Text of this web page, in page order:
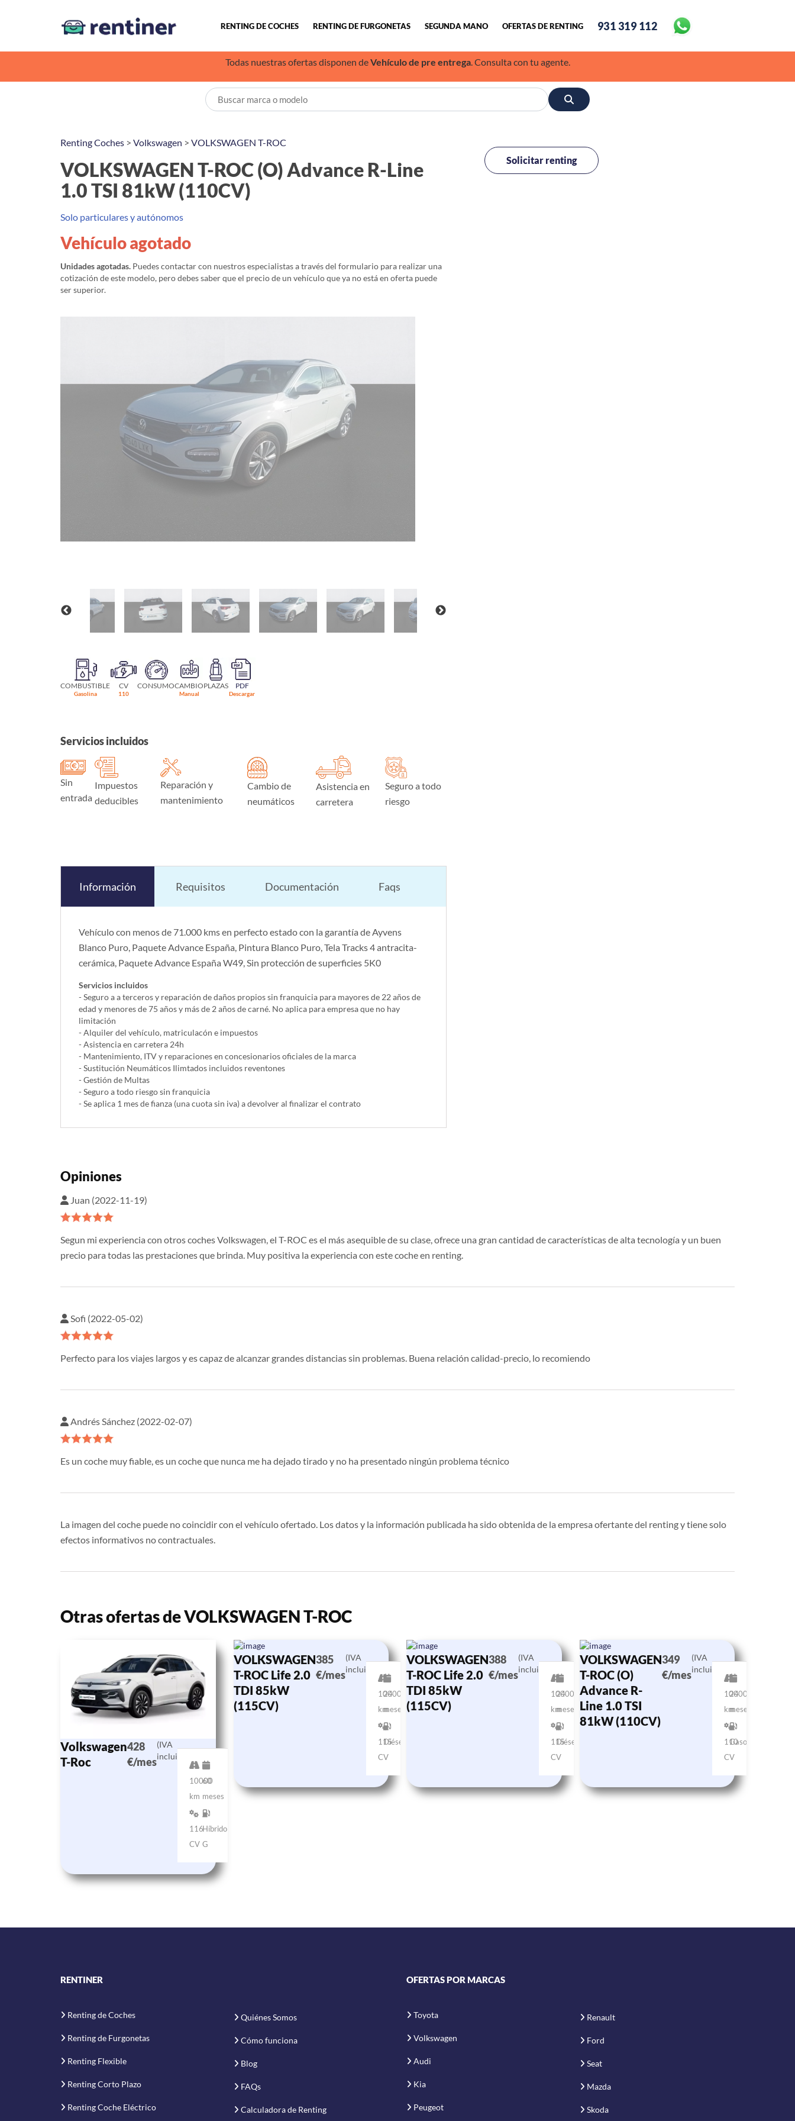
RENTING DE COCHES RENTING DE FURGONETAS SEGUNDA MANO OFERTAS DE RENTING 931 319 112
Todas nuestras ofertas disponen deVehículo de pre entrega. Consulta con tu agente.
Renting Coches > Volkswagen > VOLKSWAGEN T-ROC
VOLKSWAGEN T-ROC (O) Advance R-Line
1.0 TSI 81kW (110CV)
Solo particulares y autónomos
Vehículo agotado
Unidades agotadas. Puedes contactar con nuestros especialistas a través del formulario para realizar una
cotización de este modelo, pero debes saber que el precio de un vehículo que ya no está en oferta puede
ser superior.
COMBUSTIBLE
Gasolina
CV
110
CONSUMOCAMBIO
Manual
PLAZAS PDF
Descargar
Servicios incluidos
Sin
entrada
Impuestos
deducibles
Reparación y
mantenimiento
Cambio de
neumáticos
Asistencia en
carretera
Seguro a todo
riesgo
Información Requisitos Documentación Faqs
Vehículo con menos de 71.000 kms en perfecto estado con la garantía de Ayvens
Blanco Puro, Paquete Advance España, Pintura Blanco Puro, Tela Tracks 4 antracita-
cerámica, Paquete Advance España W49, Sin protección de superficies 5K0
Servicios incluidos
- Seguro a a terceros y reparación de daños propios sin franquicia para mayores de 22 años de
edad y menores de 75 años y más de 2 años de carné. No aplica para empresa que no hay
limitación
- Alquiler del vehí­culo, matriculacón e impuestos
- Asistencia en carretera 24h
- Mantenimiento, ITV y reparaciones en concesionarios oficiales de la marca
- Sustitución Neumáticos Ilimtados incluidos reventones
- Gestión de Multas
- Seguro a todo riesgo sin franquicia
- Se aplica 1 mes de fianza (una cuota sin iva) a devolver al finalizar el contrato
Solicitar renting
Opiniones
Juan (2022-11-19)
Segun mi experiencia con otros coches Volkswagen, el T-ROC es el más asequible de su clase, ofrece una gran cantidad de características de alta tecnología y un buen
precio para todas las prestaciones que brinda. Muy positiva la experiencia con este coche en renting.
Sofi (2022-05-02)
Perfecto para los viajes largos y es capaz de alcanzar grandes distancias sin problemas. Buena relación calidad-precio, lo recomiendo
Andrés Sánchez (2022-02-07)
Es un coche muy fiable, es un coche que nunca me ha dejado tirado y no ha presentado ningún problema técnico
La imagen del coche puede no coincidir con el vehículo ofertado. Los datos y la información publicada ha sido obtenida de la empresa ofertante del renting y tiene solo
efectos informativos no contractuales.
Otras ofertas de VOLKSWAGEN T-ROC
Volkswagen
T-Roc
428
€/mes
(IVA
incluido)
10000
km
60
meses
116
CV
Híbrido
G
VOLKSWAGEN
T-ROC Life 2.0
TDI 85kW
(115CV)
385
€/mes
(IVA
incluido)
10000
km
24
meses
115
CV
Diésel
VOLKSWAGEN
T-ROC Life 2.0
TDI 85kW
(115CV)
388
€/mes
(IVA
incluido)
10000
km
24
meses
115
CV
Diésel
VOLKSWAGEN
T-ROC (O)
Advance R-
Line 1.0 TSI
81kW (110CV)
349
€/mes
(IVA
incluido)
10000
km
24
meses
110
CV
Gasolina
RENTINER
Renting de Coches
Renting de Furgonetas
Renting Flexible
Renting Corto Plazo
Renting Coche Eléctrico
Quiénes Somos
Cómo funciona
Blog
FAQs
Calculadora de Renting
OFERTAS POR MARCAS
Toyota
Volkswagen
Audi
Kia
Peugeot
Renault
Ford
Seat
Mazda
Skoda